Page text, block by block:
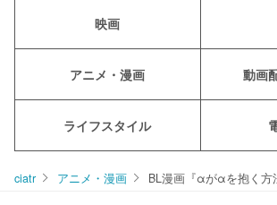
映画
アニメ・漫画 動画
ライフスタイル
ciatr アニメ・漫画 BL漫画『αがαを抱く方